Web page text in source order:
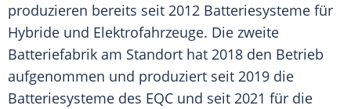
produzieren bereits seit 2012 Batteriesysteme für
Hybride und Elektrofahrzeuge. Die zweite
Batteriefabrik am Standort hat 2018 den Betrieb
aufgenommen und produziert seit 2019 die
Batteriesysteme des EQC und seit 2021 für die